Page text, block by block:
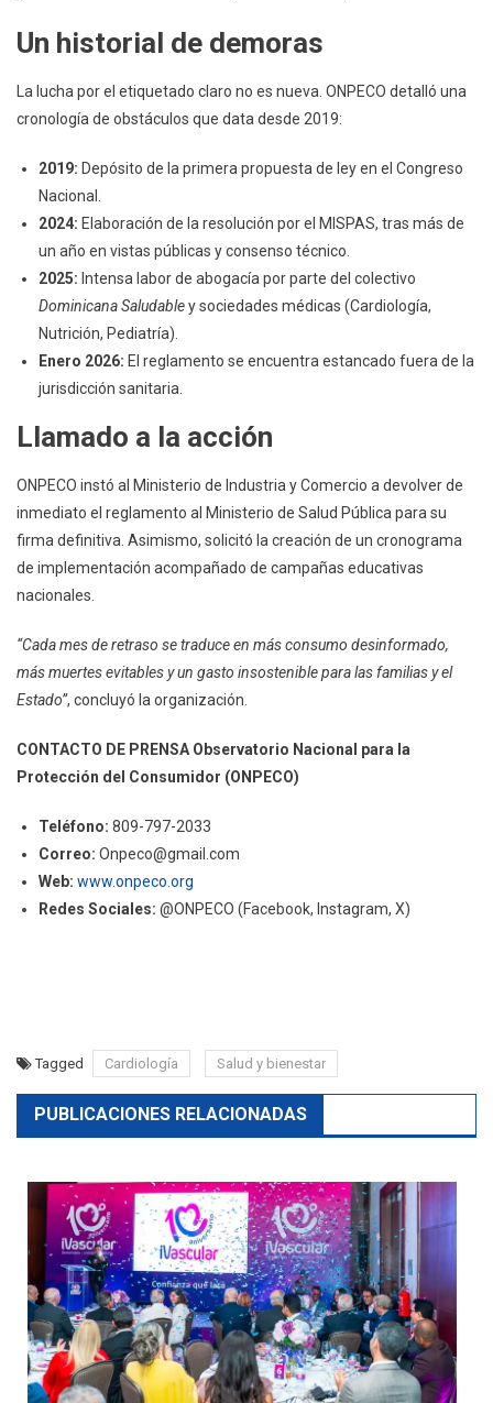
Un historial de demoras
La lucha por el etiquetado claro no es nueva. ONPECO detalló una
cronología de obstáculos que data desde 2019:
2019: Depósito de la primera propuesta de ley en el Congreso
Nacional.
2024: Elaboración de la resolución por el MISPAS, tras más de
un año en vistas públicas y consenso técnico.
2025: Intensa labor de abogacía por parte del colectivo
Dominicana Saludabley sociedades médicas (Cardiología,
Nutrición, Pediatría).
Enero 2026: El reglamento se encuentra estancado fuera de la
jurisdicción sanitaria.
Llamado a la acción
ONPECO instó al Ministerio de Industria y Comercio a devolver de
inmediato el reglamento al Ministerio de Salud Pública para su
firma definitiva. Asimismo, solicitó la creación de un cronograma
de implementación acompañado de campañas educativas
nacionales.
“Cada mes de retraso se traduce en más consumo desinformado,
más muertes evitables y un gasto insostenible para las familias y el
Estado”, concluyó la organización.
CONTACTO DE PRENSA Observatorio Nacional para la
Protección del Consumidor (ONPECO)
Teléfono: 809-797-2033
Correo: Onpeco@gmail.com
Web: www.onpeco.org
Redes Sociales: @ONPECO (Facebook, Instagram, X)
Tagged Cardiología Salud y bienestar
PUBLICACIONES RELACIONADAS